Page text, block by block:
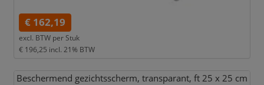
€ 162,19
excl. BTW per Stuk
€ 196,25 incl. 21% BTW
Beschermend gezichtsscherm, transparant, ft 25 x 25 cm